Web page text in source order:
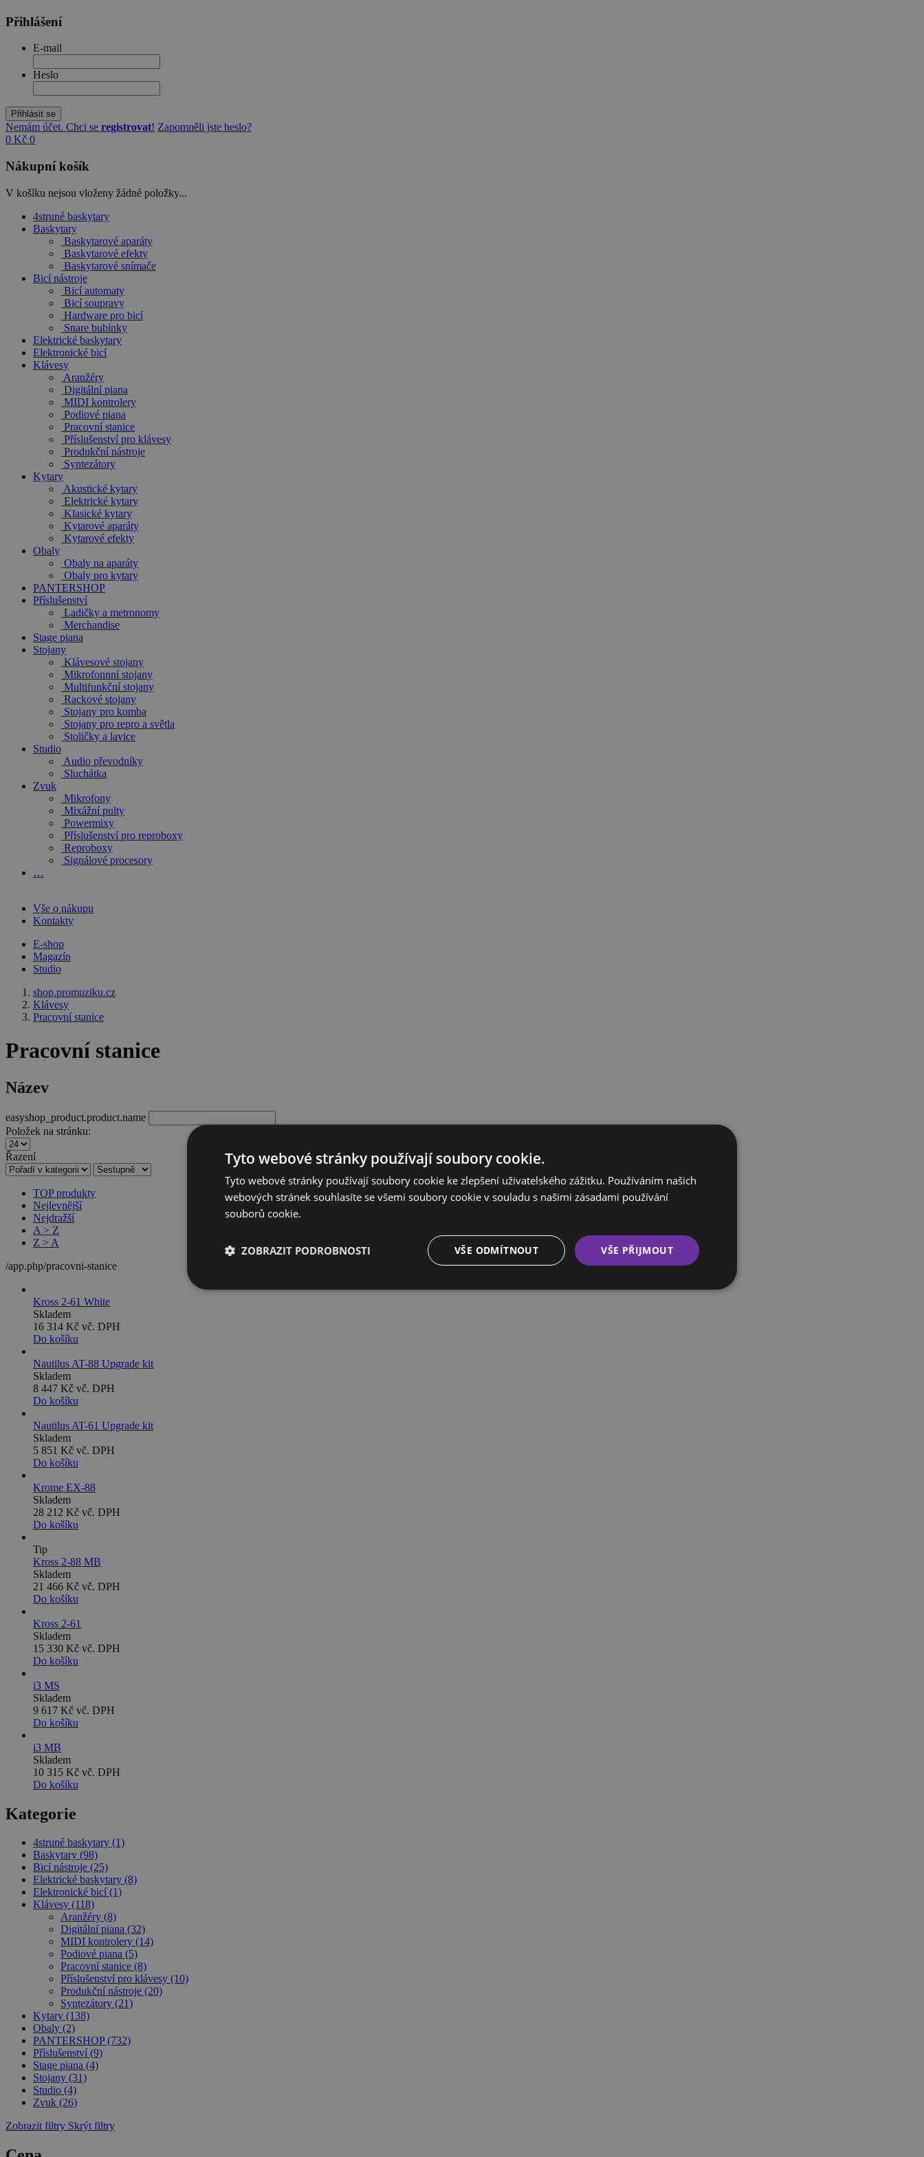
Přihlášení
E-mail
Heslo
Přihlásit se
Nemám účet. Chci se registrovat! Zapomněli jste heslo?
0 Kč 0
Nákupní košík
V košíku nejsou vloženy žádné položky...
4struné baskytary
Baskytary
Baskytarové aparáty
Baskytarové efekty
Baskytarové snímače
Bicí nástroje
Bicí automaty
Bicí soupravy
Hardware pro bicí
Snare bubínky
Elektrické baskytary
Elektronické bicí
Klávesy
Aranžéry
Digitální piana
MIDI kontrolery
Podiové piana
Pracovní stanice
Příslušenství pro klávesy
Produkční nástroje
Syntezátory
Kytary
Akustické kytary
Elektrické kytary
Klasické kytary
Kytarové aparáty
Kytarové efekty
Obaly
Obaly na aparáty
Obaly pro kytary
PANTERSHOP
Příslušenství
Ladičky a metronomy
Merchandise
Stage piana
Stojany
Klávesové stojany
Mikrofonnní stojany
Multifunkční stojany
Rackové stojany
Stojany pro komba
Stojany pro repro a světla
Stoličky a lavice
Studio
Audio převodníky
Sluchátka
Zvuk
Mikrofony
Mixážní pulty
Powermixy
Příslušenství pro reproboxy
Reproboxy
Signálové procesory
…
Vše o nákupu
Kontakty
E-shop
Magazín
Studio
shop.promuziku.cz
Klávesy
Pracovní stanice
Pracovní stanice
Název
easyshop_product.product.name
Položek na stránku:
Řazení
TOP produkty
Nejlevnější
Nejdražší
A > Z
Z > A
/app.php/pracovni-stanice
Kross 2-61 White
Skladem
16 314 Kč vč. DPH
Do košíku
Nautilus AT-88 Upgrade kit
Skladem
8 447 Kč vč. DPH
Do košíku
Nautilus AT-61 Upgrade kit
Skladem
5 851 Kč vč. DPH
Do košíku
Krome EX-88
Skladem
28 212 Kč vč. DPH
Do košíku
Tip
Kross 2-88 MB
Skladem
21 466 Kč vč. DPH
Do košíku
Kross 2-61
Skladem
15 330 Kč vč. DPH
Do košíku
i3 MS
Skladem
9 617 Kč vč. DPH
Do košíku
i3 MB
Skladem
10 315 Kč vč. DPH
Do košíku
Kategorie
4struné baskytary (1)
Baskytary (98)
Bicí nástroje (25)
Elektrické baskytary (8)
Elektronické bicí (1)
Klávesy (118)
Aranžéry (8)
Digitální piana (32)
MIDI kontrolery (14)
Podiové piana (5)
Pracovní stanice (8)
Příslušenství pro klávesy (10)
Produkční nástroje (20)
Syntezátory (21)
Kytary (138)
Obaly (2)
PANTERSHOP (732)
Příslušenství (9)
Stage piana (4)
Stojany (31)
Studio (4)
Zvuk (26)
Zobrazit filtry Skrýt filtry
Tyto webové stránky používají soubory cookie.
Tyto webové stránky používají soubory cookie ke zlepšení uživatelského zážitku. Používáním našich
webových stránek souhlasíte se všemi soubory cookie v souladu s našimi zásadami používání
souborů cookie.
VŠE PŘIJMOUT
VŠE ODMÍTNOUT
ZOBRAZIT PODROBNOSTI